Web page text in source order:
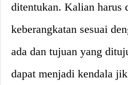
ditentukan. Kalian harus
keberangkatan sesuai
ada dan tujuan yang
dapat menjadi kendala